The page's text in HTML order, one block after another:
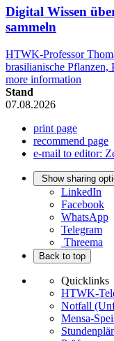
Digital Wissen
sammeln
HTWK-Professor
brasilianische Pflanzen,
more information
Stand
07.08.2026
print page
recommend page
e-mail to editor:
Show sharing
LinkedIn
Facebook
WhatsApp
Telegram
Threema
Back to top
Quicklinks
HTWK-
Notfall
Mensa-